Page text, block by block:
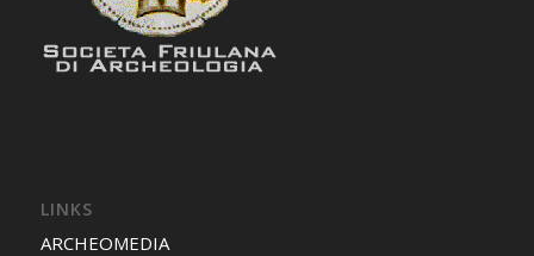
LINKS
ARCHEOMEDIA